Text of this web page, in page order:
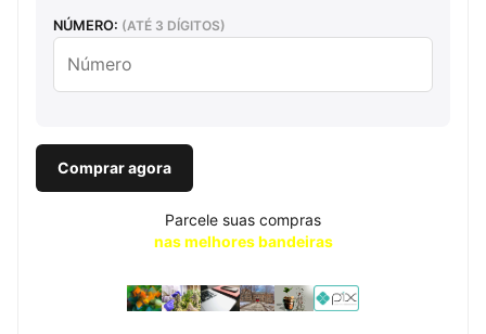
NÚMERO: (ATÉ 3 DÍGITOS)
Comprar agora
Parcele suas compras
nas melhores bandeiras